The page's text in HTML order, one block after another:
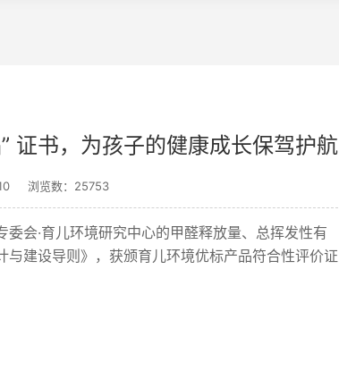
证书，为孩子的健康成长保驾护航
浏览数：25753
会·育儿环境研究中心的甲醛释放量、总挥发性有
建设导则》，获颁育儿环境优标产品符合性评价证